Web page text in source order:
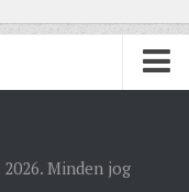
Minden jog